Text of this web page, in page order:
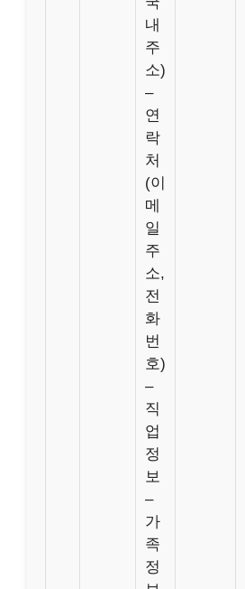
내
주
소)
–
연
락
처
(이
메
일
주
소,
전
화
번
호)
–
직
업
정
보
–
가
족
정